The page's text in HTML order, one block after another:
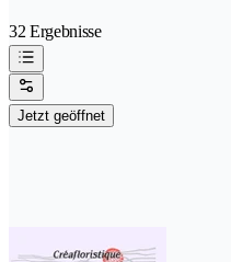
32 Ergebnisse
Jetzt geöffnet